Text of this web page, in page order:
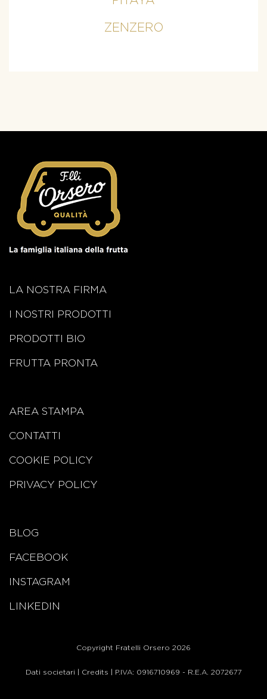
ZENZERO
LA NOSTRA FIRMA
I NOSTRI PRODOTTI
PRODOTTI BIO
FRUTTA PRONTA
AREA STAMPA
CONTATTI
COOKIE POLICY
PRIVACY POLICY
BLOG
FACEBOOK
INSTAGRAM
LINKEDIN
Copyright Fratelli Orsero 2026
Dati societari Credits | P.IVA: 0916710969 - R.E.A. 2072677